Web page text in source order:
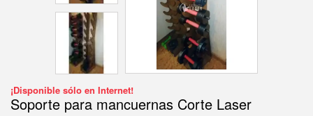
¡Disponible sólo en Internet!
Soporte para mancuernas Corte Laser